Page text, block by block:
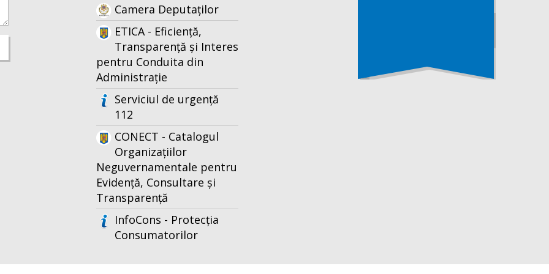
Camera Deputaților
ETICA - Eficiență,
Transparență și Interes
pentru Conduita din
Administrație
Serviciul de urgență
112
CONECT - Catalogul
Organizațiilor
Neguvernamentale pentru
Evidență, Consultare și
Transparență
InfoCons - Protecția
Consumatorilor